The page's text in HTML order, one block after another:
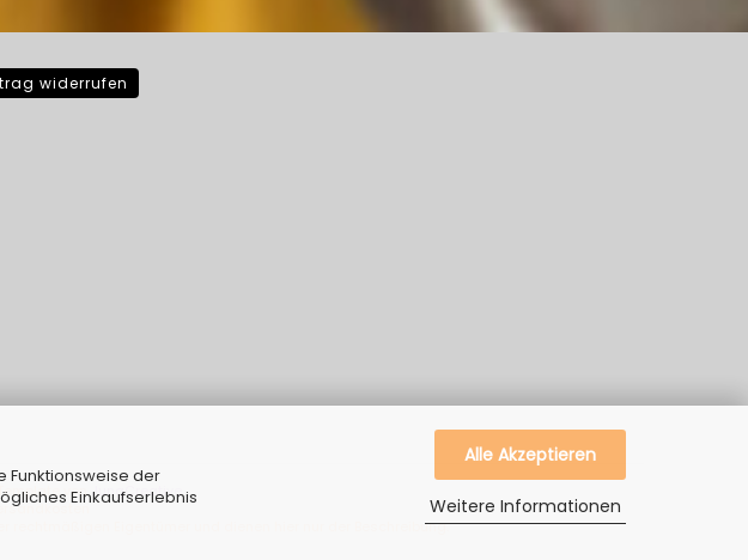
Funktionsweise der
Einkaufserlebnis
Alle Akzeptieren
Weitere Informationen
widerrufen
vonJungCreative.
rechtmäßigen Eigentümer und dienen hier nur der Beschreibung.